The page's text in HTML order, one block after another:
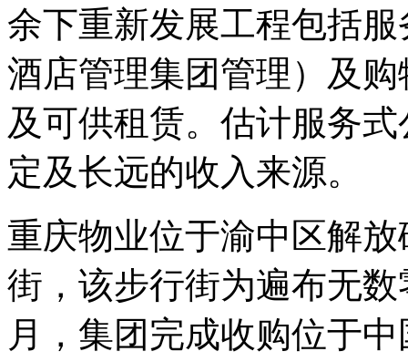
余下重新发展工程包括
酒店管理集团管理）及
及可供租赁。估计服务
定及长远的收入来源。
重庆物业位于渝中区解
街，该步行街为遍布无
月，集团完成收购位于